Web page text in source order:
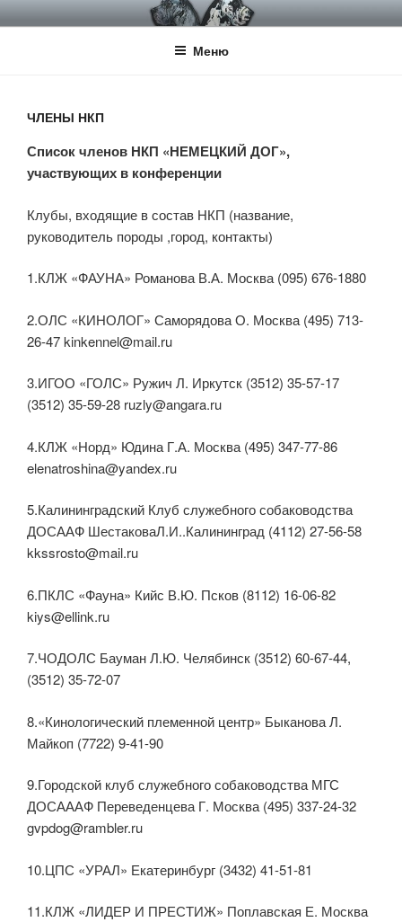
Перейти
к
НКП НЕМЕЦКИЙ ДОГ
Официальный сайт НКП Немецкий Дог
Меню
ЧЛЕНЫ НКП
Список членов НКП «НЕМЕЦКИЙ ДОГ»,
участвующих в конференции
Клубы, входящие в состав НКП (название,
руководитель породы ,город, контакты)
1.КЛЖ «ФАУНА» Романова В.А. Москва (095) 676-1880
2.ОЛС «КИНОЛОГ» Саморядова О. Москва (495) 713-
26-47 kinkennel@mail.ru
3.ИГОО «ГОЛС» Ружич Л. Иркутск (3512) 35-57-17
(3512) 35-59-28 ruzly@angara.ru
4.КЛЖ «Норд» Юдина Г.А. Москва (495) 347-77-86
elenatroshina@yandex.ru
5.Калининградский Клуб служебного собаководства
ДОСААФ ШестаковаЛ.И..Калининград (4112) 27-56-58
kkssrosto@mail.ru
6.ПКЛС «Фауна» Кийс В.Ю. Псков (8112) 16-06-82
kiys@ellink.ru
7.ЧОДОЛС Бауман Л.Ю. Челябинск (3512) 60-67-44,
(3512) 35-72-07
8.«Кинологический племенной центр» Быканова Л.
Майкоп (7722) 9-41-90
9.Городской клуб служебного собаководства МГС
ДОСАААФ Переведенцева Г. Москва (495) 337-24-32
gvpdog@rambler.ru
10.ЦПС «УРАЛ» Екатеринбург (3432) 41-51-81
11.КЛЖ «ЛИДЕР И ПРЕСТИЖ» Поплавская Е. Москва